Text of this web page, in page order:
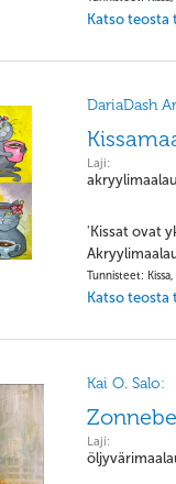
Katso teosta
DariaDash
Laji:
'Kissat ovat
Tunnisteet:
Katso teosta
Kai O. Salo:
Laji: